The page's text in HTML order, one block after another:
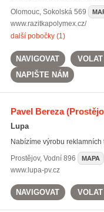
Olomouc, Sokolská 569
www.razitkapolymex.cz/
další pobočky (1)
NAVIGOVAT
VOLAT
NAPIŠTE NÁM
Pavel Bereza
Lupa
Nabízíme výrobu
Prostějov, Vodní 896 MAPA
www.lupa-pv.cz
NAVIGOVAT VOLAT